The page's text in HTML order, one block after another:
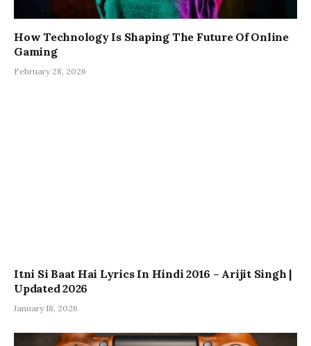
How Technology Is Shaping The Future Of Online
Gaming
February 28, 2026
Itni Si Baat Hai Lyrics In Hindi 2016 – Arijit Singh |
Updated 2026
January 18, 2026